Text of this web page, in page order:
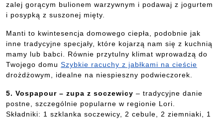
zalej gorącym bulionem warzywnym i podawaj z jogurtem
i posypką z suszonej mięty.
Manti to kwintesencja domowego ciepła, podobnie jak
inne tradycyjne specjały, które kojarzą nam się z kuchnią
mamy lub babci. Równie przytulny klimat wprowadzą do
Twojego domu Szybkie racuchy z jabłkami na cieście
drożdżowym, idealne na niespieszny podwieczorek.
5. Vospapour – zupa z soczewicy – tradycyjne danie
postne, szczególnie popularne w regionie Lori.
Składniki: 1 szklanka soczewicy, 2 cebule, 2 ziemniaki, 1